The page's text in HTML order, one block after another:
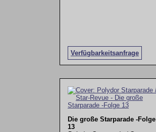
Verfügbarkeitsanfrage
Die große Starparade -Folge
13